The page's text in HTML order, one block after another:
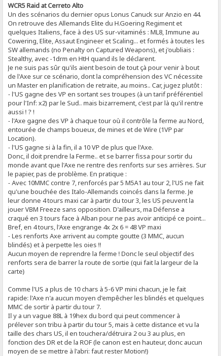
WCR5 Raid at Cerreto Alto
Un des scénarios du dernier opus Lonus Canuck sur Anzio en 44.
On retrouve des Allemands Elite du H.Goering Regiment et
quelques Italiens, face à des US sur-vitaminés : ML8, Immune au
Cowering, Elite, Assaut Engineer et Scaling... et formés à toutes les
SW allemands (no Penalty on Captured Weapons), et j'oubliais :
Stealthy, avec -1drm en HtH quand ils le déclarent.
Je ne suis pas sûr qu'ils aient besoin de tout çà pour venir à bout
de l'Axe sur ce scénario, dont la compréhension des VC nécessite
un Master en planification de retraite, au moins.. Car, jugez plutôt :
- l'US gagne des VP en sortant ses troupes (à un tarif préférentiel
pour l'Inf: x2) par le Sud.. mais bizarrement, c'est par là qu'il rentre
aussi ! ? !
- l'Axe gagne des VP à chaque tour où il contrôle la ferme au Nord,
entourée de champs boueux, de mines et de Wire (1VP par
Location).
- l'US gagne si à la fin, il a 10 VP de plus que l'Axe.
Donc, il doit prendre la Ferme.. et se barrer fissa pour sortir du
monde avant que l'Axe ne rentre des renforts sur ses arrières. Sur
le papier, pas de problème. En pratique :
- Avec 10MMC contre 7, renforcés par 5 M5A1 au tour 2, l'US ne fait
qu'une bouchée des Italo-Allemands coincés dans la ferme. Je
leur donne 4 tours maxi car à partir du tour 3, les US peuvent la
jouer VBM Freeze sans opposition. D'ailleurs, ma Défense a
craqué en 3 tours face à Alban pour ne pas avoir anticipé ce point...
Bref, en 4 tours, l'Axe engrange 4x 2x 6 = 48 VP maxi
- Les renforts Axe arrivent au compte goutte (3 MMC, aucun
blindés) et à perpette les oies !!
Aucun moyen de reprendre la ferme ! Donc le seul objectif des
renforts sera de barrer la route de sortie (qui fait la largeur de la
carte)
Comme l'US a plus de 10 chars à 5-6 VP mini chacun, je le fait
rapide: l'Axe n'a aucun moyen d'empêcher les blindés et quelques
MMC de sortir à partir du tour 7.
Il y a un vague 88L à 19hex du bord qui peut commencer à
prélever son tribu à partir du tour 5, mais à cette distance et vu la
taille des chars US, il en touchera/détruira 2 ou 3 au plus, en
fonction des DR et de la ROF (le canon est en hauteur, donc aucun
moyen de se mettre à l'abri: faut rester Motion!)